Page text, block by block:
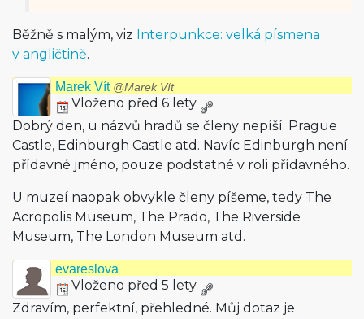
Běžně s malým, viz Interpunkce: velká písmena
v angličtině.
Marek Vít @Marek Vít
Vloženo před 6 lety
Dobrý den, u názvů hradů se členy nepíší. Prague
Castle, Edinburgh Castle atd. Navíc Edinburgh není
přídavné jméno, pouze podstatné v roli přídavného.
U muzeí naopak obvykle členy píšeme, tedy The
Acropolis Museum, The Prado, The Riverside
Museum, The London Museum atd.
evareslova
Vloženo před 5 lety
Zdravím, perfektní, přehledné. Můj dotaz je